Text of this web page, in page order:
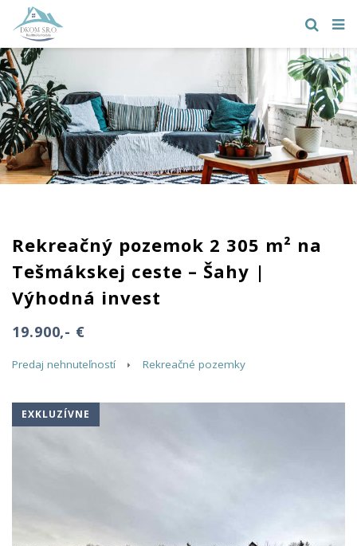
Rekreačný pozemok 2 305 m² na
Tešmákskej ceste – Šahy |
Výhodná invest
19.900,- €
Predaj nehnuteľností Rekreačné pozemky
EXKLUZÍVNE